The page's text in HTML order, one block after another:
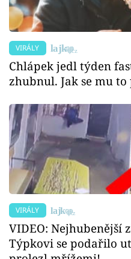
VIRÁLY
Chlápek jedl týden
zhubnul. Jak se mu to
VIRÁLY
VIDEO: Nejhubenější
Týpkovi se podařilo